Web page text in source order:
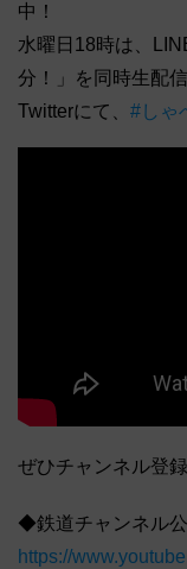
中！
水曜日18時は、
分！」を同時生配信
Twitterにて、 #しゃ
ぜひチャンネル登録
◆鉄道チャンネル
https://